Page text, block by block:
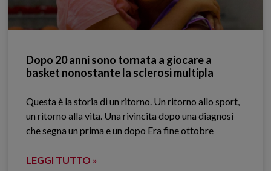
Dopo 20 anni sono tornata a giocare a
basket nonostante la sclerosi multipla
Questa è la storia di un ritorno. Un ritorno allo sport,
un ritorno alla vita. Una rivincita dopo una diagnosi
che segna un prima e un dopo Era fine ottobre
LEGGI TUTTO »